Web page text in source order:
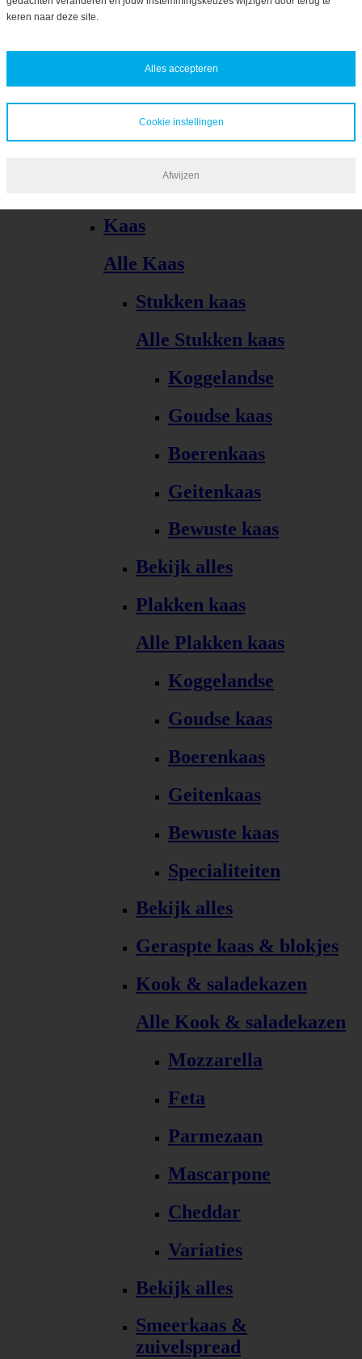
Bekijk alles
Kaas
Alle Kaas
Stukken kaas
Alle Stukken kaas
Koggelandse
Goudse kaas
Boerenkaas
Geitenkaas
Bewuste kaas
Bekijk alles
Plakken kaas
Alle Plakken kaas
Koggelandse
Goudse kaas
Boerenkaas
Geitenkaas
Bewuste kaas
Specialiteiten
Bekijk alles
Geraspte kaas & blokjes
Kook & saladekazen
Alle Kook & saladekazen
Mozzarella
Feta
Parmezaan
Mascarpone
Cheddar
Variaties
Bekijk alles
Smeerkaas &
zuivelspread
keren naar deze site.
Alles accepteren
Cookie instellingen
Afwijzen